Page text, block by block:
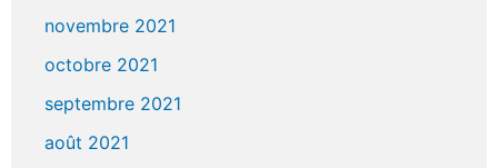
novembre 2021
octobre 2021
septembre 2021
août 2021